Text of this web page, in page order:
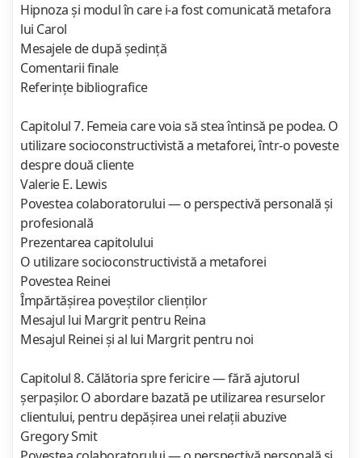
Hipnoza şi modul în care i-a fost comunicată metafora
lui Carol
Mesajele de după şedinţă
Comentarii finale
Referinţe bibliografice
Capitolul 7. Femeia care voia să stea întinsă pe podea. O
utilizare socioconstructivistă a metaforei, într-o poveste
despre două cliente
Valerie E. Lewis
Povestea colaboratorului — o perspectivă personală şi
profesională
Prezentarea capitolului
O utilizare socioconstructivistă a metaforei
Povestea Reinei
Împărtăşirea poveştilor clienţilor
Mesajul lui Margrit pentru Reina
Mesajul Reinei şi al lui Margrit pentru noi
Capitolul 8. Călătoria spre fericire — fără ajutorul
şerpaşilor. O abordare bazată pe utilizarea resurselor
clientului, pentru depăşirea unei relaţii abuzive
Gregory Smit